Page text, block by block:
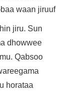
waan jiruuf
jiru. Sun
dhowwee
Qabsoo
horataa